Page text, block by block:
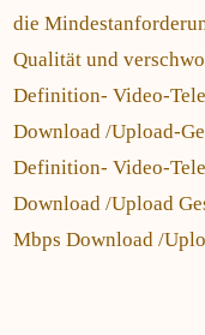
die
Qualität und
Definition- Video-
Download /Upload-
Definition- Video-
Download /Upload
Mbps Download /